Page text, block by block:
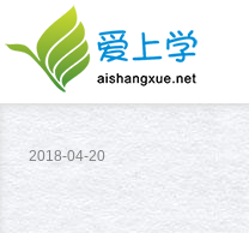
2018-04-20